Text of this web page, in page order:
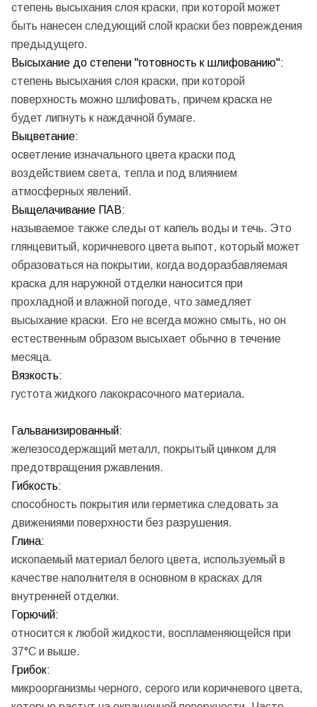
степень высыхания слоя краски, при которой может
быть нанесен следующий слой краски без повреждения
предыдущего.
Высыхание до степени "готовность к шлифованию":
степень высыхания слоя краски, при которой
поверхность можно шлифовать, причем краска не
будет липнуть к наждачной бумаге.
Выцветание:
осветление изначального цвета краски под
воздействием света, тепла и под влиянием
атмосферных явлений.
Выщелачивание ПАВ:
называемое также следы от капель воды и течь. Это
глянцевитый, коричневого цвета выпот, который может
образоваться на покрытии, когда водоразбавляемая
краска для наружной отделки наносится при
прохладной и влажной погоде, что замедляет
высыхание краски. Его не всегда можно смыть, но он
естественным образом высыхает обычно в течение
месяца.
Вязкость:
густота жидкого лакокрасочного материала.
Гальванизированный:
железосодержащий металл, покрытый цинком для
предотвращения ржавления.
Гибкость:
способность покрытия или герметика следовать за
движениями поверхности без разрушения.
Глина:
ископаемый материал белого цвета, используемый в
качестве наполнителя в основном в красках для
внутренней отделки.
Горючий:
относится к любой жидкости, воспламеняющейся при
37°C и выше.
Грибок:
микроорганизмы черного, серого или коричневого цвета,